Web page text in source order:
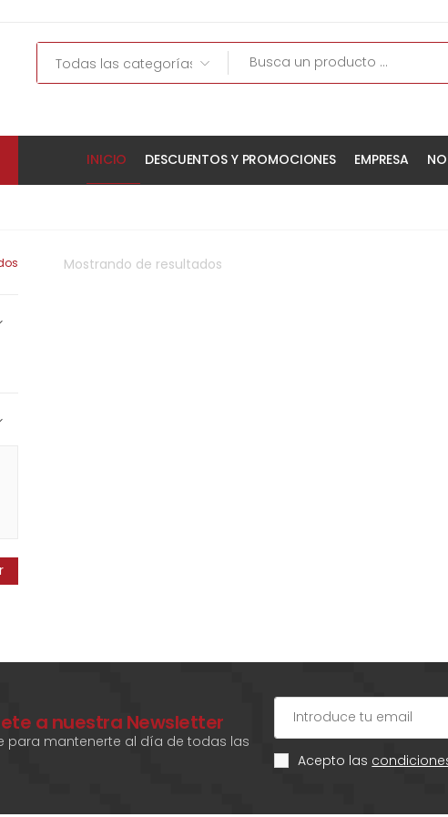
Search
INICIO DESCUENTOS Y PROMOCIONES EMPRESA
Mostrando de resultados
a nuestra Newsletter
para mantenerte al día de todas las
Acepto las